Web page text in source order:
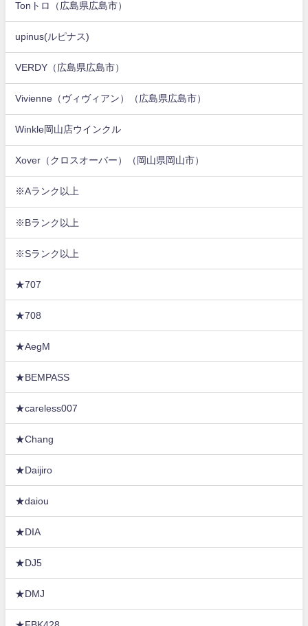
Tonトロ（広島県広島市）
upinus(ルピナス)
VERDY（広島県広島市）
Vivienne（ヴィヴィアン）（広島県広島市）
Winkle岡山店ウインクル
Xover（クロスオーバー）（岡山県岡山市）
※Aランク以上
※Bランク以上
※Sランク以上
★707
★708
★AegM
★BEMPASS
★careless007
★Chang
★Daijiro
★daiou
★DIA
★DJ5
★DMJ